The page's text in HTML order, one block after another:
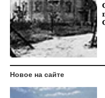
Новое на сайте